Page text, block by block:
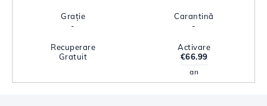
Grație
-
Carantină
-
Recuperare
Gratuit
Activare
€66.99
an